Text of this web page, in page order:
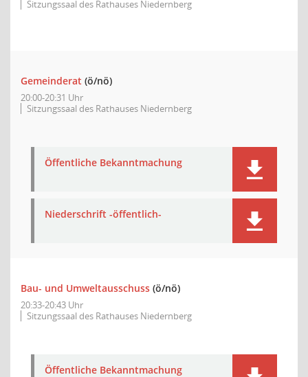
Sitzungssaal des Rathauses Niedernberg
Gemeinderat (ö/nö)
20:00-20:31 Uhr
Sitzungssaal des Rathauses Niedernberg
Öffentliche Bekanntmachung
Niederschrift -öffentlich-
Bau- und Umweltausschuss (ö/nö)
20:33-20:43 Uhr
Sitzungssaal des Rathauses Niedernberg
Öffentliche Bekanntmachung